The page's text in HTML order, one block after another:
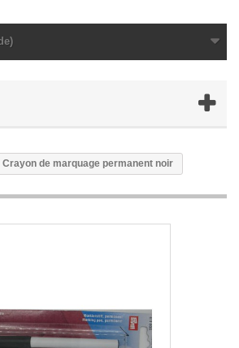
Crayon de marquage permanent noir